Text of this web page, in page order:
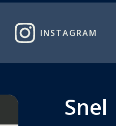
INSTAGRAM
Snel